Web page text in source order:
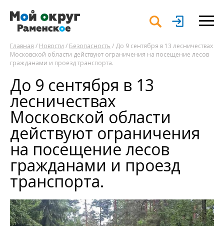
Главная / Новости / Безопасность / До 9 сентября в 13 лесничествах
Московской области действуют ограничения на посещение лесов
гражданами и проезд транспорта.
До 9 сентября в 13
лесничествах
Московской области
действуют ограничения
на посещение лесов
гражданами и проезд
транспорта.